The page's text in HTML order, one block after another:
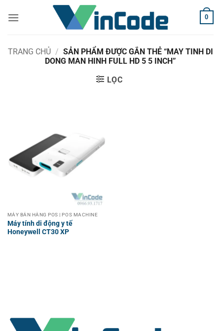
qua
0
TRANG CHỦ / SẢN PHẨM ĐƯỢC GẮN THẺ “MAY TINH DI
DONG MAN HINH FULL HD 5 5 INCH”
LỌC
MÁY BÁN HÀNG POS | POS MACHINE
Máy tính di động y tế
Honeywell CT30 XP